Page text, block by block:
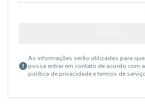
As informações serão utilizadas para
possa entrar em contato de acordo com a
política de privacidade e termos de